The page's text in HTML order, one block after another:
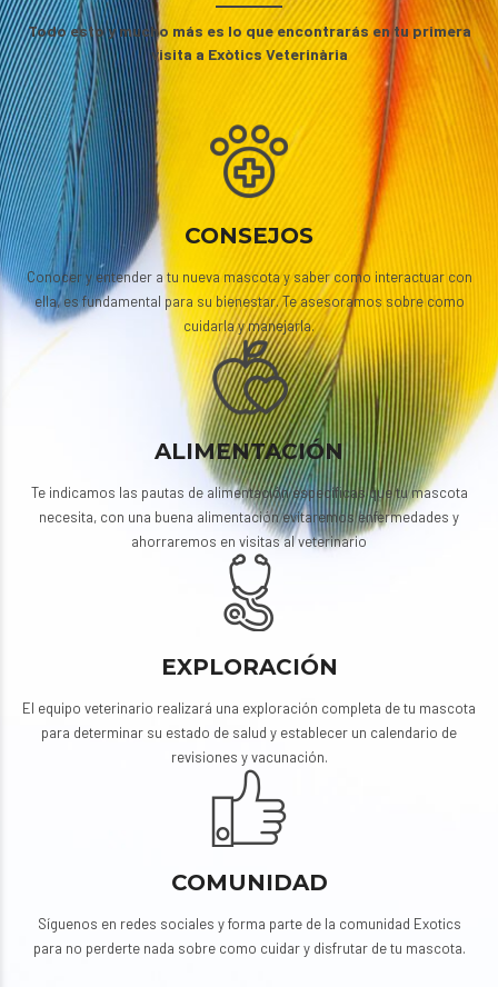
Todo esto y mucho más es lo que encontrarás en tu primera
visita a Exòtics Veterinària
CONSEJOS
Conocer y entender a tu nueva mascota y saber como interactuar con
ella, es fundamental para su bienestar. Te asesoramos sobre como
cuidarla y manejarla.
ALIMENTACIÓN
Te indicamos las pautas de alimentación específicas que tu mascota
necesita, con una buena alimentación evitaremos enfermedades y
ahorraremos en visitas al veterinario
EXPLORACIÓN
El equipo veterinario realizará una exploración completa de tu mascota
para determinar su estado de salud y establecer un calendario de
revisiones y vacunación.
COMUNIDAD
Síguenos en redes sociales y forma parte de la comunidad Exotics
para no perderte nada sobre como cuidar y disfrutar de tu mascota.